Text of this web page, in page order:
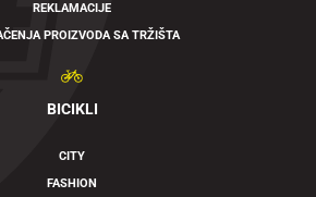
REKLAMACIJE
PROIZVODA SA TRŽIŠTA
BICIKLI
CITY
FASHION